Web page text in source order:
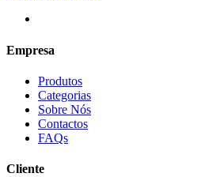
Empresa
Produtos
Categorias
Sobre Nós
Contactos
FAQs
Cliente